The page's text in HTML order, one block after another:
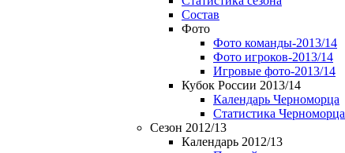
Состав
Фото
Фото команды-2013/14
Фото игроков-2013/14
Игровые фото-2013/14
Кубок России 2013/14
Календарь Черноморца
Статистика Черноморца
Сезон 2012/13
Календарь 2012/13